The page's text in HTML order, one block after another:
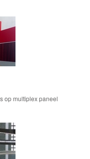
op multiplex paneel